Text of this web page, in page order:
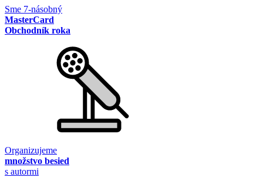
Sme 7-násobný
MasterCard
Obchodník roka
Organizujeme
množstvo besied
s autormi